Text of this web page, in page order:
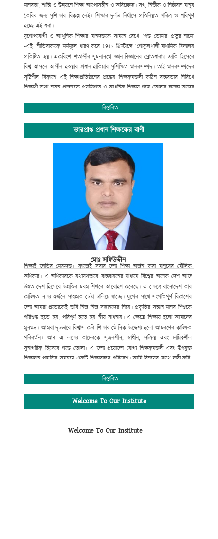
মানবতা, শান্তি ও উন্নয়নে শিক্ষা আপোসহীন ও অবিচ্ছেদ্য। সৎ, নির্ভীক ও নিষ্ঠাবান মানুষ
তৈরির জন্য সুশিক্ষার বিকল্প নেই। শিক্ষার দুর্লভ নির্যাসে প্রতিনিয়ত পবিত্র ও পরিপূর্ণ
হচ্ছে এই ধরা।
যুগোপযোগী ও আধুনিক শিক্ষার মানদন্ডকে সামনে রেখে ‘পড় তোমার প্রভুর নামে’
-এই নীতিবাক্যকে মর্মমূলে ধারণ করে1947 খ্রিস্টাব্দে ‘গোকুলখালী মাধ্যমিক বিদ্যালয়
প্রতিষ্ঠিত হয়। একবিংশ শতাব্দীর সূচনালগ্নে জ্ঞান-বিজ্ঞানের স্রোতধারায় জাতি হিসেবে
বিশ্ব আসনে আসীন হওয়ার প্রধান হাতিয়ার সুশিক্ষিত মানবসম্পদ। তাই মানবসম্পদের
সৃষ্টিশীল বিকাশে এই শিক্ষাপ্রতিষ্ঠানের শ্রদ্ধেয় শিক্ষকমন্ডলী কঠিন বাস্তবতার নিরিখে
শিক্ষার্থী তথা নতুন প্রজন্মকে প্রযুক্তিগত ও আধুনিক শিক্ষায় গড়ে তোলার লক্ষ্যে তাদের
অপ্রতিরোধ্য অগ্রযাত্রায় এগিয়ে যাচ্ছে বাংলাদেশের শিক্ষা ব্যবস্থা। বিদ্যালয়ে গতানুগতিক
শিক্ষার্থীদের উৎসাহ প্রদানেও উক্ত শিক্ষাপ্রতিষ্ঠান বদ্ধপরিকর।
সাংস্কৃতিক বিকাশ, প্রগতিশীল চিন্তা, শৃঙ্খলা, নিরাপত্তা ও নিরবচ্ছিন্ন শান্তির মূল্যবোধকে
ধারণ করে আমাদের এই স্বাপ্নিক যাত্রায় সকল শিক্ষক, শিক্ষার্থী, অভিভাবক ও
গুণিজনসহ সংশ্লিষ্ট সকলের ঐকান্তিক সহযোগিতা প্রত্যাশা করছি। এই শিক্ষা প্রতিষ্ঠানের
সর্বাঙ্গীন উন্নতি ও ভবিষ্যৎ পরিকল্পনা রুপায়নে গঠনমূলক সমালোচনাসহ আপনাদের
মূল্যবান পরামর্শ ও সহযোগিতা আমাদের কাম্য।
গোকুলখালী মাধ্যমিক বিদ্যালয়
আলমডাঙ্গা, চুয়াডাঙ্গা।
বিস্তারিত
ভারপ্রাপ্ত প্রধান শিক্ষকের বাণী
মোঃ সফিউদ্দীন
শিক্ষাই জাতির মেরুদন্ড। কাজেই সবার জন্য শিক্ষা অর্জন করা মানুষের মৌলিক
অধিকার। এ অধিকারকে যথাযথভাবে বাস্তবায়নের মাধ্যমে বিশ্বের অনেক দেশ আজ
উন্নত দেশ হিসেবে উন্নতির চরম শিখরে আরোহণ করেছে। এ ক্ষেত্রে বাংলাদেশ তার
কাঙ্ক্ষিত লক্ষ্য অর্জনে সাধ্যমত চেষ্টা চালিয়ে যাচ্ছে। যুগের সাথে সংগতিপূর্ণ বিকাশের
জন্য আমরা প্রত্যেকেই ভাবি নিজ নিজ সন্তানদের নিয়ে। প্রকৃতির সন্তান মানব শিশুকে
পরিশুদ্ধ হতে হয়, পরিপুর্ণ হতে হয় স্বীয় সাধনায়। এ ক্ষেত্রে শিক্ষায় হলো আমাদের
মূলমন্ত্র। আমরা দৃঢ়ভাবে বিশ্বাস করি শিক্ষার মৌলিক উদ্দেশ্য হলো আচরণের কাঙ্ক্ষিত
পরিবর্তন। আর এ লক্ষ্যে তাদেরকে সৃজনশীল,স্বাধীন,সক্রিয় এবং দায়িত্বশীল
সুনাগরিক হিসেবে গড়ে তোলা। এ জন্য প্রয়োজন যোগ্য শিক্ষকমন্ডলী এবং উপযুক্ত
শিক্ষাদান পদ্ধতির সমন্বয়ে একটি শিক্ষাবান্ধব পরিবেশ। আমি বিনয়ের সাথে দাবী করি,
প্রতিষ্ঠানটিতে
প্রধান শিক্ষক (ভারপ্রাপ্ত)
বিস্তারিত
Welcome To Our Institute
Welcome To Our Institute